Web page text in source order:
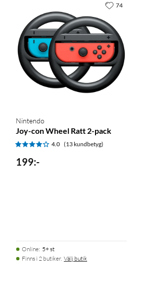
Nintendo
Joy-con Wheel Ratt 2-pack
4.0 (13 kundbetyg)
199:-
Online: 5+ st
Finns i 2 butiker. Välj butik
74